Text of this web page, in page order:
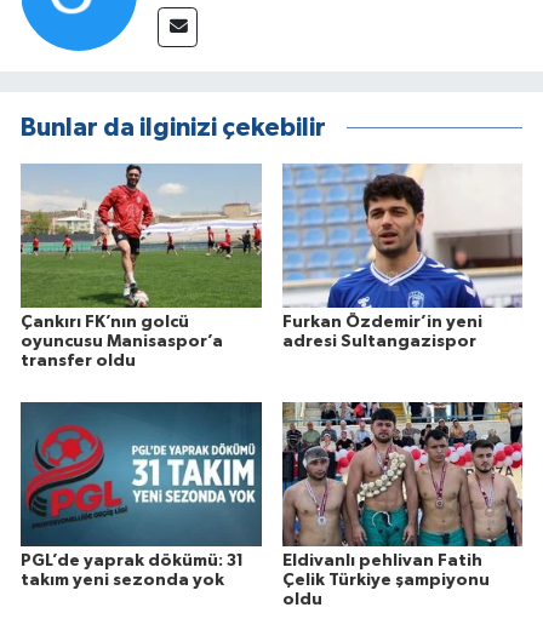
Bunlar da ilginizi çekebilir
Çankırı FK’nın golcü
oyuncusu Manisaspor’a
transfer oldu
Furkan Özdemir’in yeni
adresi Sultangazispor
PGL’de yaprak dökümü: 31
takım yeni sezonda yok
Eldivanlı pehlivan Fatih
Çelik Türkiye şampiyonu
oldu